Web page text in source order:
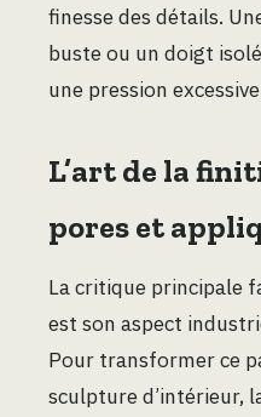
finesse des détails.
buste ou un doigt
une pression
L’art de la
pores et
La critique principale
est son aspect
Pour transformer ce
sculpture d’intérieur,